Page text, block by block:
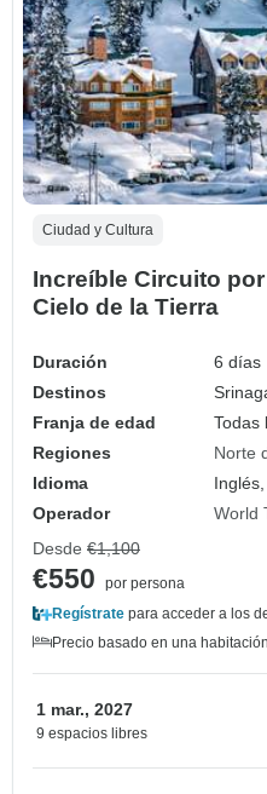
Ciudad y Cultura
Increíble Circuito por
Cielo de la Tierra
Duración
6 días
Destinos
Franja de edad
Todas
Regiones
Norte
Idioma
Inglés,
Operador
World
Desde €1,100
€550
por persona
Regístrate para acceder a los
Precio basado en una
1 mar., 2027
9 espacios libres